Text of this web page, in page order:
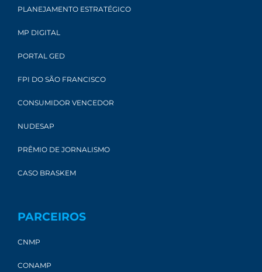
PLANEJAMENTO ESTRATÉGICO
MP DIGITAL
PORTAL GED
FPI DO SÃO FRANCISCO
CONSUMIDOR VENCEDOR
NUDESAP
PRÊMIO DE JORNALISMO
CASO BRASKEM
PARCEIROS
CNMP
CONAMP